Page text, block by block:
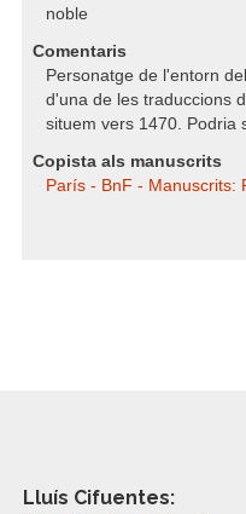
noble
Comentaris
Personatge de l'entorn
d'una de les traduccions
situem vers 1470. Podria
Copista als manuscrits
París - BnF - Manuscrits:
Lluís Cifuentes: